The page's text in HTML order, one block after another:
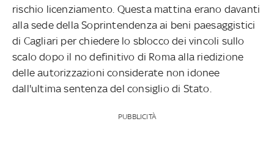
rischio licenziamento. Questa mattina erano davanti
alla sede della Soprintendenza ai beni paesaggistici
di Cagliari per chiedere lo sblocco dei vincoli sullo
scalo dopo il no definitivo di Roma alla riedizione
delle autorizzazioni considerate non idonee
dall'ultima sentenza del consiglio di Stato.
PUBBLICITÀ